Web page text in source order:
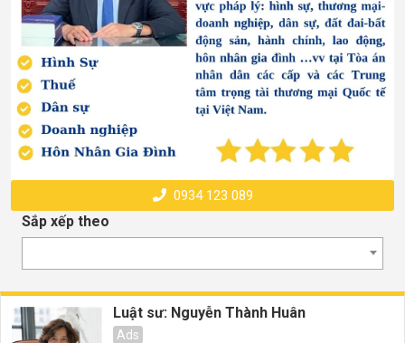
0934 123 089
Sắp xếp theo
Luật sư: Nguyễn Thành Huân
Ads